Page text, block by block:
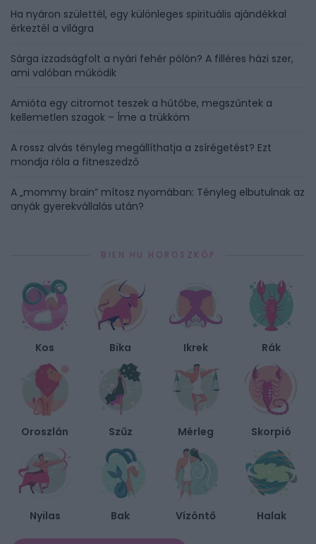
Ha nyáron születtél, egy különleges spirituális ajándékkal
érkeztél a világra
Sárga izzadságfolt a nyári fehér pólón? A filléres házi szer,
ami valóban működik
Amióta egy citromot teszek a hűtőbe, megszűntek a
kellemetlen szagok – Íme a trükköm
A rossz alvás tényleg megállíthatja a zsírégetést? Ezt
mondja róla a fitneszedző
A „mommy brain” mítosz nyomában: Tényleg elbutulnak az
anyák gyerekvállalás után?
BIEN.HU HOROSZKÓP
Kos Bika Ikrek Rák
Oroszlán Szűz Mérleg Skorpió
Nyilas Bak Vízöntő Halak